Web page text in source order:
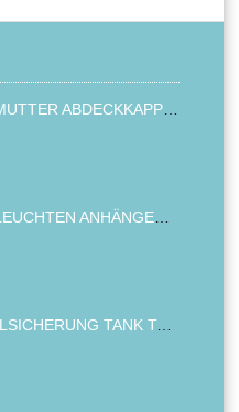
DIEBSTAHLSICHERUNG TANK TANKDECKEL DIESELTANK KRAFTSTOFFTANKDECKEL VERRIEGELUNG PASSEND FÜR LKW PKW TRAKTOREN BAGGER 80MM